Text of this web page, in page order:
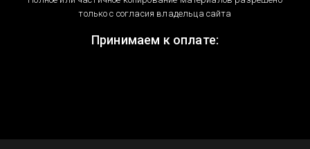
только с согласия владельца сайта
Принимаем к оплате: